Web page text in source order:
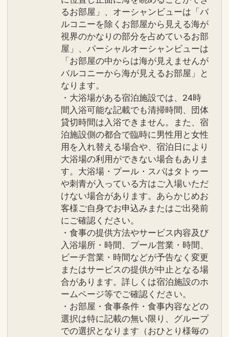
設定期間：2026年6月1日～2026年10月
インターネットコース番号：DP-1-
17504979
るお部屋」、オーシャンビューは「バ
ルコニーを除くお部屋から見える海が
視界のかなりの部分を占めているお部
屋」、パーシャルオーシャンビューは
「お部屋の中からは海が見えませんが
バルコニーから海が見えるお部屋」と
なります。
・大浴場がある宿泊施設では、24時
間入浴可能な記載でも清掃時間、団体
貸切時間は入浴できません。また、宿
泊施設側の都合で臨時に男性用と女性
用を入れ替える場合や、宿泊日により
大浴場の利用ができない場合もありま
す。大浴場・プール・スパはタトゥー
や刺青が入っている方はご入場いただ
けない場合があります。あらかじめお
客様ご自身でお申込みまたはご出発前
にご確認ください。
・食事の提供方法やサービス内容及び
入浴場所・時間、プール営業・時間、
ビーチ営業・時間などが予告なく変更
またはサービスの提供が中止となる場
合があります。詳しくは宿泊施設のホ
ームページ等でご確認ください。
・お部屋・食事条件・食事内容などの
選択は特に記載の無い限り、グループ
での選択となります（おひとり様毎の